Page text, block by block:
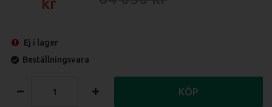
Ej i lager
Beställningsvara
KÖP